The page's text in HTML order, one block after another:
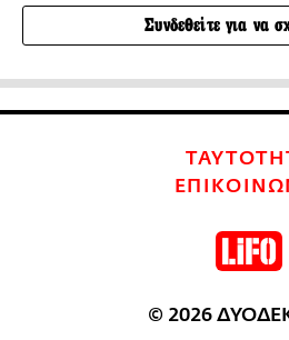
Συνδεθείτε για να
© 2026